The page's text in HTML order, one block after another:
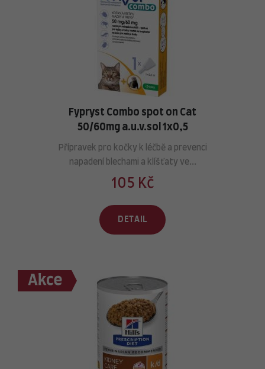
Fypryst Combo spot on Cat
50/60mg a.u.v.sol 1x0,5
Přípravek pro kočky k léčbě a prevenci
napadení blechami a klíšťaty ve...
105 Kč
DETAIL